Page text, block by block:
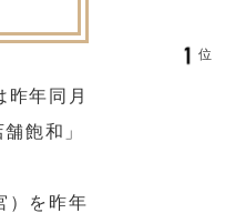
年同月
飽和」
）を昨年